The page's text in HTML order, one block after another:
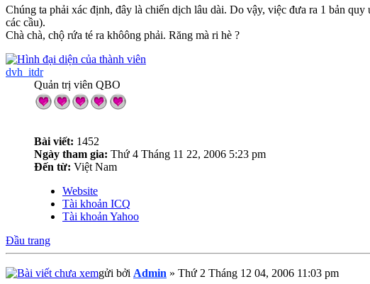
Chúng ta phải xác định, đây là chiến dịch lâu dài. Do vậy, việc đưa ra 1 bản
các cầu).
Chà chà, chộ rứa té ra khôông phải. Răng mà ri hè ?
dvh_itdr
Quản trị viên QBO
Bài viết: 1452
Ngày tham gia: Thứ 4 Tháng 11 22, 2006 5:23 pm
Đến từ: Việt Nam
Website
Tài khoản ICQ
Tài khoản Yahoo
Đầu trang
gửi bởi Admin » Thứ 2 Tháng 12 04, 2006 11:03 pm